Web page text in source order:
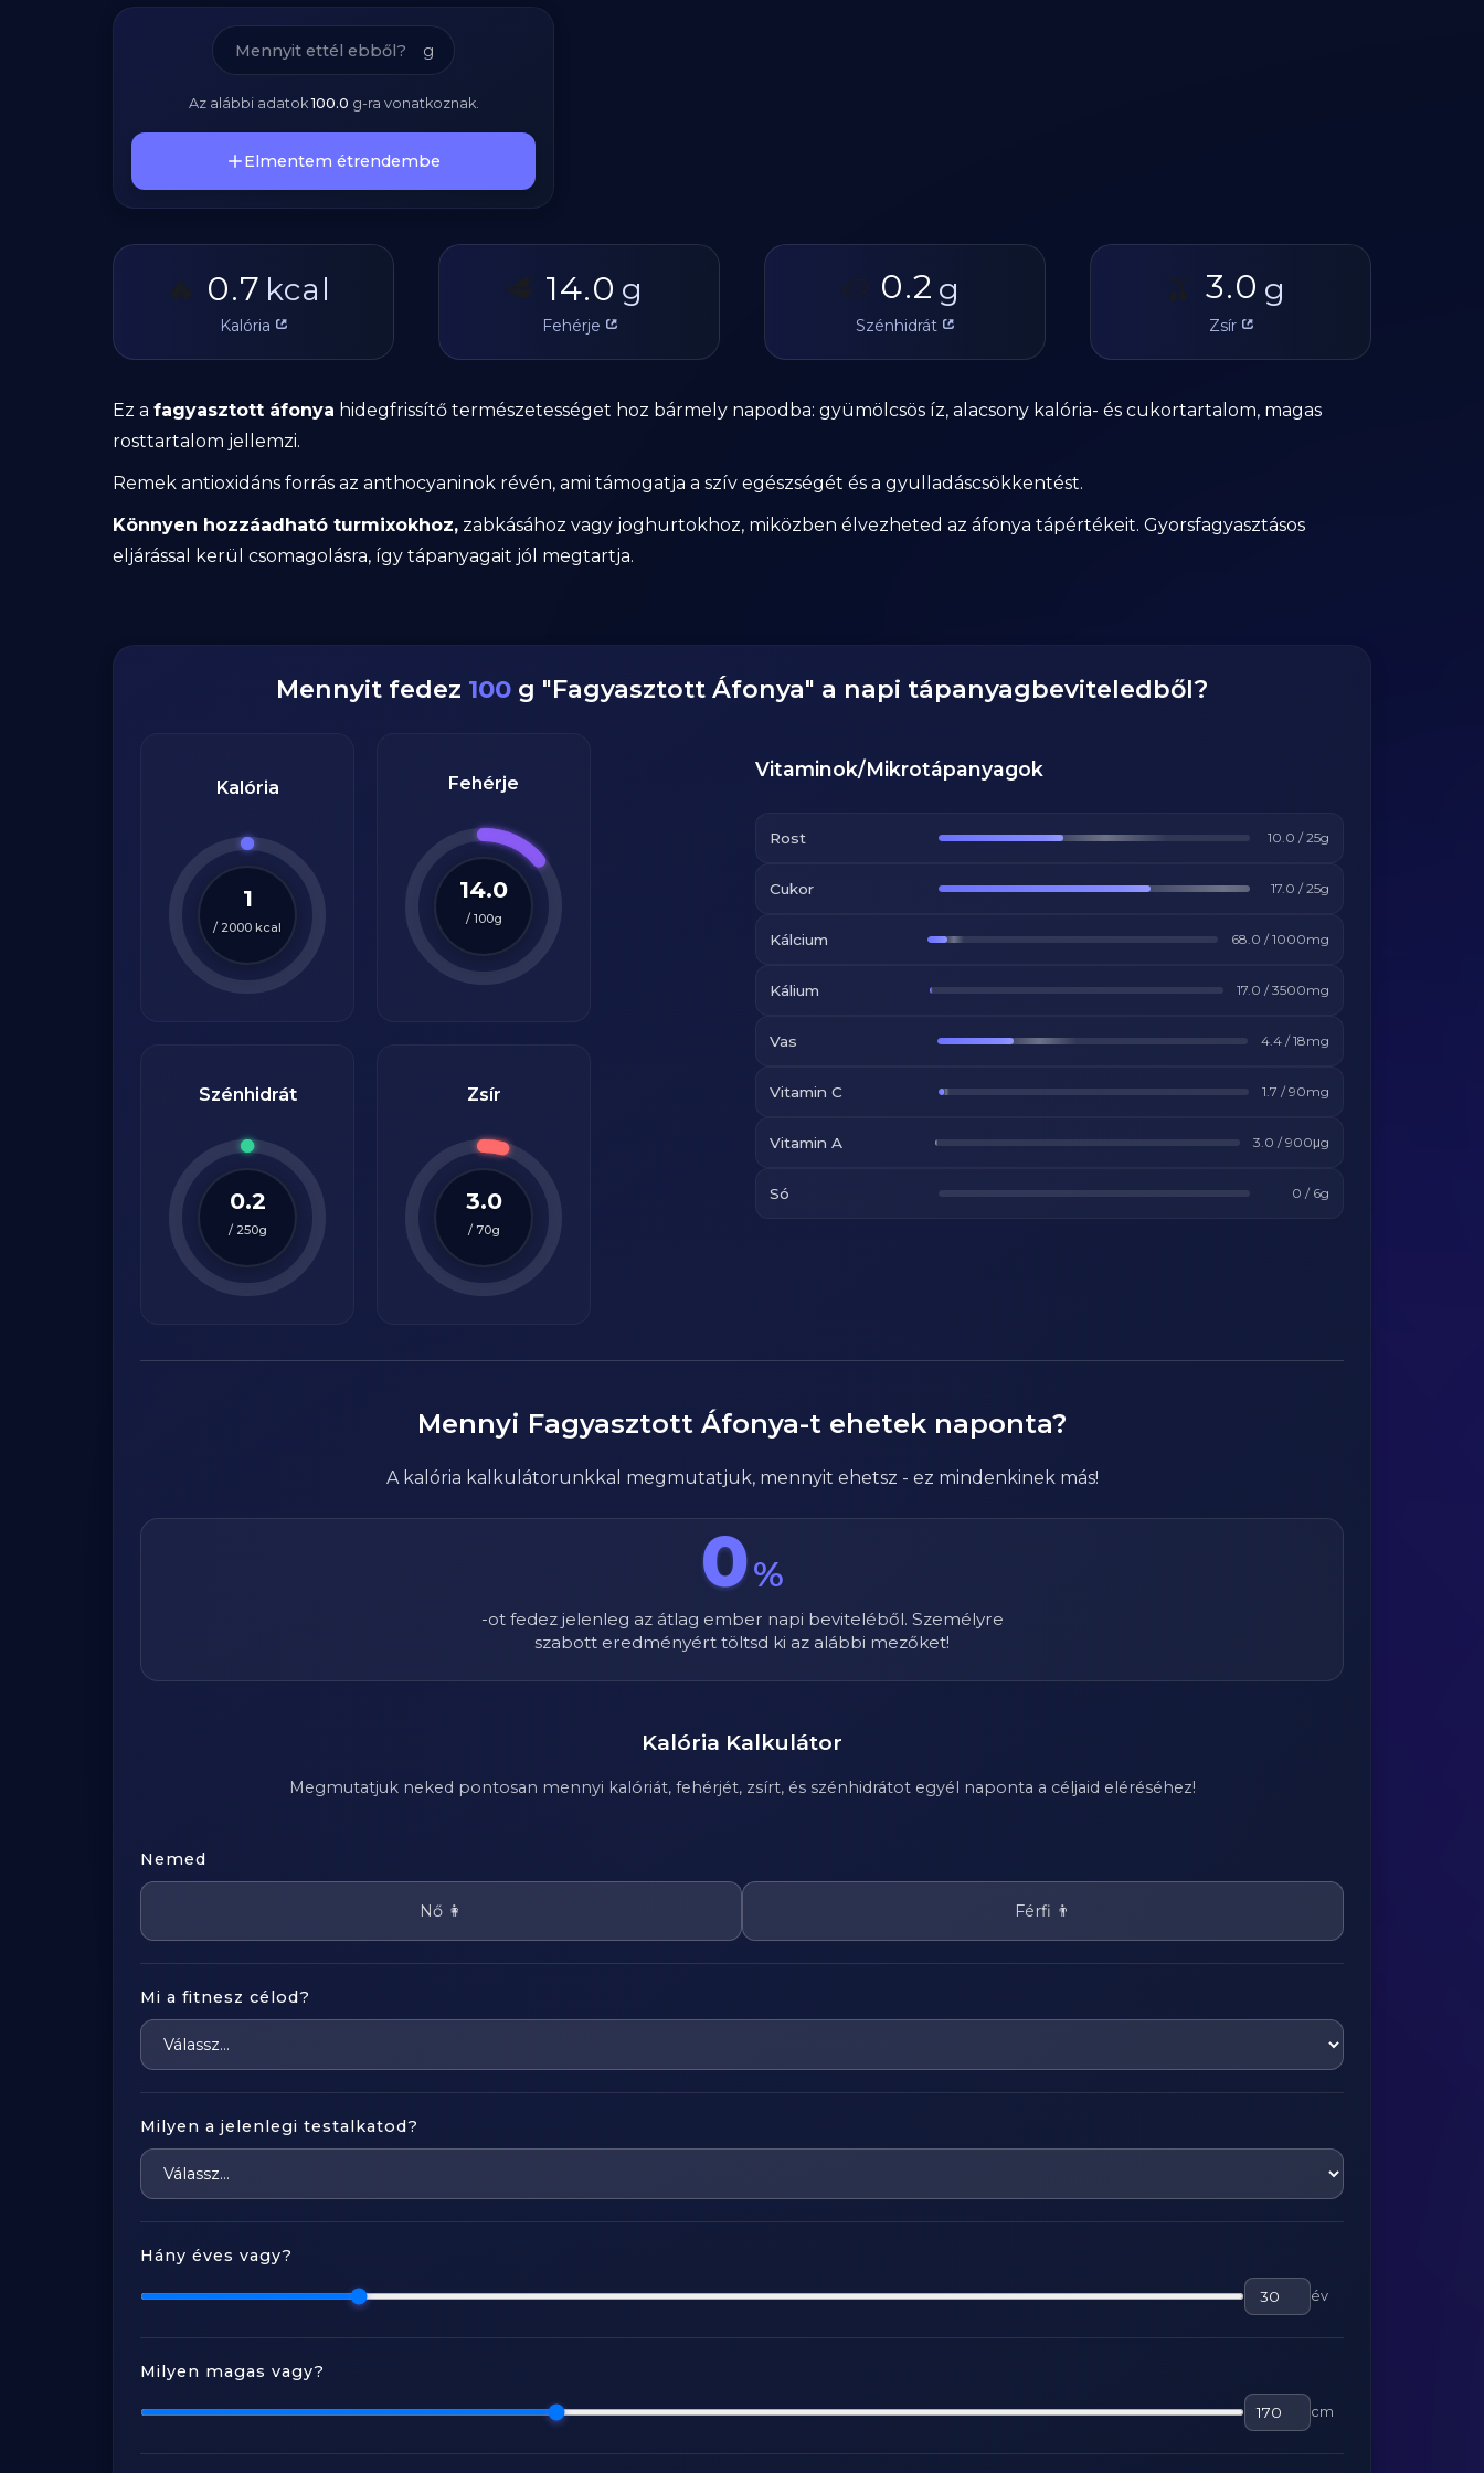
g
Az alábbi adatok100.0 g-ra vonatkoznak.
Elmentem étrendembe
🔥 0.7 kcal
Kalória
🥩 14.0 g
Fehérje
🥔 0.2 g
Szénhidrát
🫒 3.0 g
Zsír
Ez a fagyasztott áfonya hidegfrissítő természetességet hoz bármely napodba: gyümölcsös íz, alacsony kalória- és cukortartalom, magas
rosttartalom jellemzi.
Remek antioxidáns forrás az anthocyaninok révén, ami támogatja a szív egészségét és a gyulladáscsökkentést.
Könnyen hozzáadható turmixokhoz, zabkásához vagy joghurtokhoz, miközben élvezheted az áfonya tápértékeit. Gyorsfagyasztásos
eljárással kerül csomagolásra, így tápanyagait jól megtartja.
Mennyit fedez 100 g "Fagyasztott Áfonya" a napi tápanyagbeviteledből?
Kalória
1
/ 2000 kcal
Fehérje
14.0
/100g
Szénhidrát
0.2
/ 250g
Zsír
3.0
/70g
Vitaminok/Mikrotápanyagok
Rost 10.0 /25g
Cukor 17.0 /25g
Kálcium 68.0 /1000mg
Kálium 17.0 /3500mg
Vas 4.4 /18mg
Vitamin C 1.7 /90mg
Vitamin A 3.0 /900μg
Só 0 / 6g
Mennyi Fagyasztott Áfonya-t ehetek naponta?
A kalória kalkulátorunkkal megmutatjuk, mennyit ehetsz - ez mindenkinek más!
0%
-ot fedez jelenleg az átlag ember napi beviteléből. Személyre
szabott eredményért töltsd ki az alábbi mezőket!
Kalória Kalkulátor
Megmutatjuk neked pontosan mennyi kalóriát, fehérjét, zsírt, és szénhidrátot egyél naponta a céljaid eléréséhez!
Nemed
Nő 👩 Férfi 👨
Mi a fitnesz célod?
Milyen a jelenlegi testalkatod?
Hány éves vagy?
év
Milyen magas vagy?
cm